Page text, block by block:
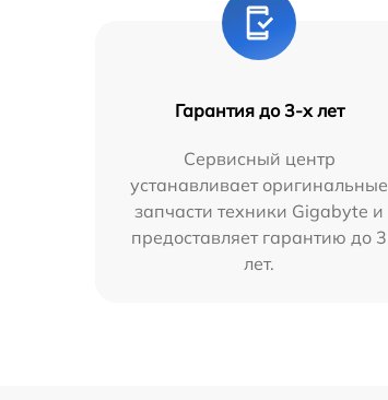
Гарантия до 3-х лет
Сервисный центр
устанавливает оригинальные
запчасти техники Gigabyte и
предоставляет гарантию до 3
лет.